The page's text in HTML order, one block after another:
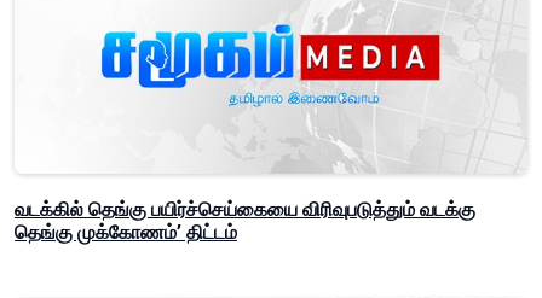
வடக்கில் தெங்கு பயிர்ச்செய்கையை விரிவுபடுத்தும் வடக்கு
தெங்கு முக்கோணம்’ திட்டம்